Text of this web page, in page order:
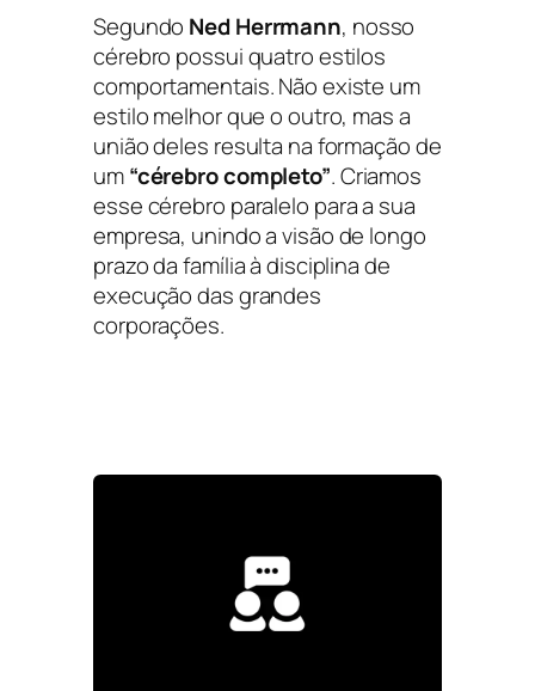
Segundo Ned Herrmann, nosso
cérebro possui quatro estilos
comportamentais. Não existe um
estilo melhor que o outro, mas a
união deles resulta na formação de
um“cérebro completo”. Criamos
essecérebro paralelo para a sua
empresa, unindo a visão de longo
prazo da família à disciplina de
execução das grandes
corporações.